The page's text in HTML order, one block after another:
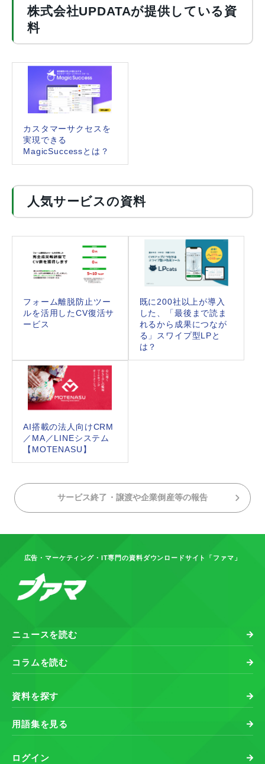
株式会社UPDATAが提供している資
料
カスタマーサクセスを
実現できる
MagicSuccessとは？
人気サービスの資料
フォーム離脱防止ツー
ルを活用したCV復活サ
ービス
既に200社以上が導入
した、「最後まで読ま
れるから成果につなが
る」スワイプ型LPと
は？
AI搭載の法人向けCRM
／MA／LINEシステム
【MOTENASU】
サービス終了・譲渡や企業倒産等の報告
広告・マーケティング・IT専門の資料ダウンロードサイト「ファマ」
ニュースを読む
コラムを読む
資料を探す
用語集を見る
ログイン